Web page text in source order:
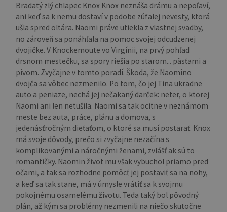
Bradatý zlý chlapec Knox Knox neznáša drámu a nepoľaví,
ani keď sa k nemu dostaví v podobe zúfalej nevesty, ktorá
ušla spred oltára. Naomi práve utiekla z vlastnej svadby,
no zároveň sa ponáhľala na pomoc svojej odcudzenej
dvojičke. V Knockemoute vo Virgínii, na prvý pohľad
drsnom mestečku, sa spory riešia po starom... päsťami a
pivom. Zvyčajne v tomto poradí. Škoda, že Naomino
dvojča sa vôbec nezmenilo. Po tom, čo jej Tina ukradne
auto a peniaze, nechá jej nečakaný darček: neter, o ktorej
Naomi ani len netušila. Naomi sa tak ocitne v neznámom
meste bez auta, práce, plánu a domova, s
jedenásťročným dieťaťom, o ktoré sa musí postarať. Knox
má svoje dôvody, prečo si zvyčajne nezačína s
komplikovanými a náročnými ženami, zvlášť ak sú to
romantičky. Naomin život mu však vybuchol priamo pred
očami, a tak sa rozhodne pomôcť jej postaviť sa na nohy,
a keď sa tak stane, má v úmysle vrátiť sa k svojmu
pokojnému osamelému životu. Teda taký bol pôvodný
plán, až kým sa problémy nezmenili na niečo skutočne